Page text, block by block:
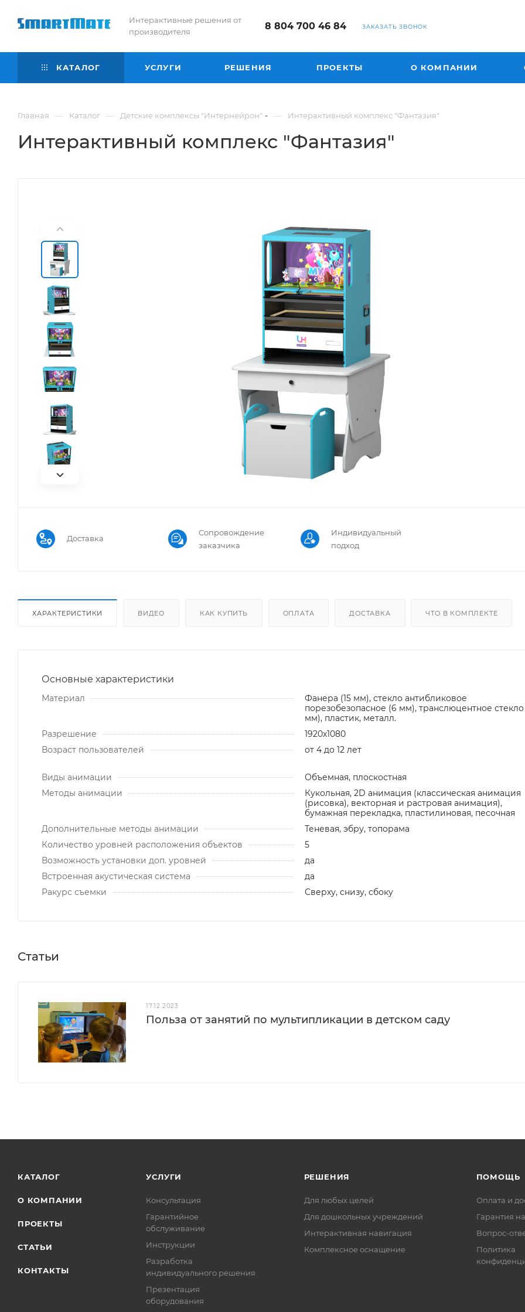
Интерактивные решения от
производителя
8 804 700 46 84 ЗАКАЗАТЬ ЗВОНОК
КАТАЛОГ УСЛУГИ РЕШЕНИЯ ПРОЕКТЫ О КОМПАНИИ
Главная — Каталог — Детские комплексы "Интернейрон" — Интерактивный комплекс "Фантазия"
Интерактивный комплекс "Фантазия"
Доставка
Сопровождение
заказчика
Индивидуальный
подход
ХАРАКТЕРИСТИКИ ВИДЕО КАК КУПИТЬ ОПЛАТА ДОСТАВКА ЧТО В КОМПЛЕКТЕ
Основные характеристики
Материал
Фанера (15 мм), стекло антибликовое
порезобезопасное (6 мм), транслюцентное
мм), пластик, металл.
Разрешение
1920х1080
Возраст пользователей
от 4 до 12 лет
Виды анимации
Объемная, плоскостная
Методы анимации
Кукольная, 2D анимация (классическая анимация
(рисовка), векторная и растровая анимация),
бумажная перекладка, пластилиновая, песочная
Дополнительные методы анимации
Теневая, эбру, топорама
Количество уровней расположения объектов
5
Возможность установки доп. уровней
да
Встроенная акустическая система
да
Ракурс съемки
Сверху, снизу, сбоку
Статьи
17.12.2023
Польза от занятий по мультипликации в детском саду
КАТАЛОГ
О КОМПАНИИ
ПРОЕКТЫ
СТАТЬИ
КОНТАКТЫ
УСЛУГИ
Консультация
Гарантийное
обслуживание
Инструкции
Разработка
индивидуального решения
Презентация
оборудования
РЕШЕНИЯ
Для любых целей
Для дошкольных учреждений
Интерактивная навигация
Комплексное оснащение
ПОМОЩЬ
Оплата и
Гарантия
Вопрос-
Политика